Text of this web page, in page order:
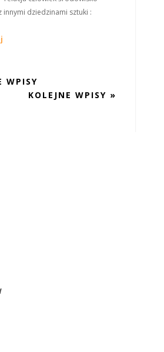
innymi dziedzinami sztuki :
WPISY
KOLEJNE WPISY »